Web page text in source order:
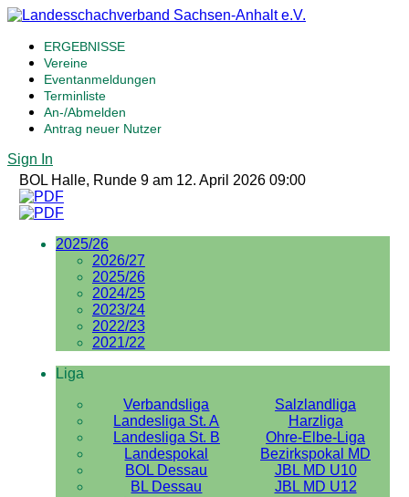
ERGEBNISSE
Vereine
Eventanmeldungen
Terminliste
An-/Abmelden
Antrag neuer Nutzer
Sign In
BOL Halle, Runde 9 am 12. April 2026 09:00
2025/26
2026/27
2025/26
2024/25
2023/24
2022/23
2021/22
Liga
Verbandsliga
Salzlandliga
Landesliga St. A
Harzliga
Landesliga St. B
Ohre-Elbe-Liga
Landespokal
Bezirkspokal MD
BOL Dessau
JBL MD U10
BL Dessau
JBL MD U12